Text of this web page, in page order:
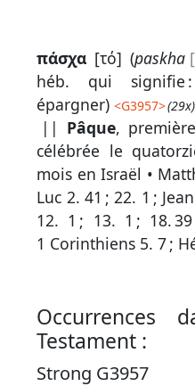
πάσχα [τό] (paskha
héb. qui signifie :
épargner)<G3957>(29x)
|| Pâque,
célébrée le
mois en Israël •
Luc 2. 41 ;22. 1 ;
12. 1 ; 13. 1 ; 18. 39
1 Corinthiens 5. 7;
Occurrences
Testament :
Strong G3957
Lexique
Recherche
grec
Rechercher
par
code
strong
par
lettre
Rechercher